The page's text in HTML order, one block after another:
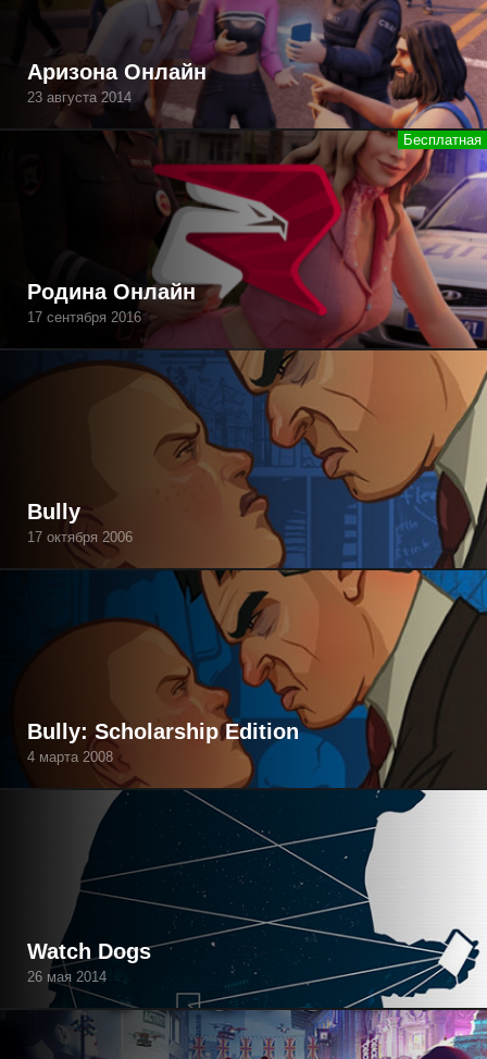
Аризона Онлайн
23 августа 2014
Родина Онлайн
17 сентября 2016
Bully
17 октября 2006
Bully: Scholarship Edition
4 марта 2008
Watch Dogs
26 мая 2014